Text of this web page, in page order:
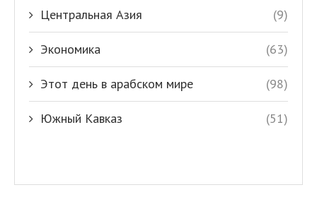
Центральная Азия (9)
Экономика (63)
Этот день в арабском мире (98)
Южный Кавказ (51)